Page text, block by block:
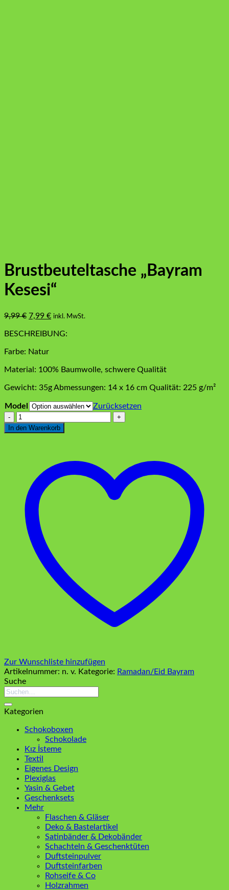
Brustbeuteltasche „Bayram
Kesesi“
9,99€ Ursprünglicher
war:
7,99 €Aktueller
ist:
inkl. MwSt.
BESCHREIBUNG:
Farbe: Natur
Material: 100% Baumwolle, schwere Qualität
Gewicht: 35g Abmessungen: 14 x 16 cm Qualität: 225 g/m²
Model
Zurücksetzen
Brustbeuteltasche
„Bayram
Kesesi“
In den Warenkorb
Zur Wunschliste hinzufügen
Artikelnummer: n. v. Kategorie: Ramadan/Eid Bayram
Suche
Suchen
Kategorien
Schokoboxen
Schokolade
Kız İsteme
Textil
Eigenes Design
Plexiglas
Yasin & Gebet
Geschenksets
Mehr
Flaschen & Gläser
Deko & Bastelartikel
Satinbänder & Dekobänder
Schachteln & Geschenktüten
Duftsteinpulver
Duftsteinfarben
Rohseife & Co
Holzrahmen